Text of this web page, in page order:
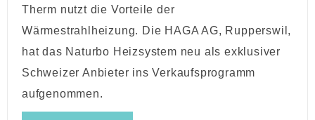
KUNDEN
KONTAKT
Therm nutzt die Vorteile der
Wärmestrahlheizung. Die HAGA AG, Rupperswil,
hat das Naturbo Heizsystem neu als exklusiver
Schweizer Anbieter ins Verkaufsprogramm
aufgenommen.